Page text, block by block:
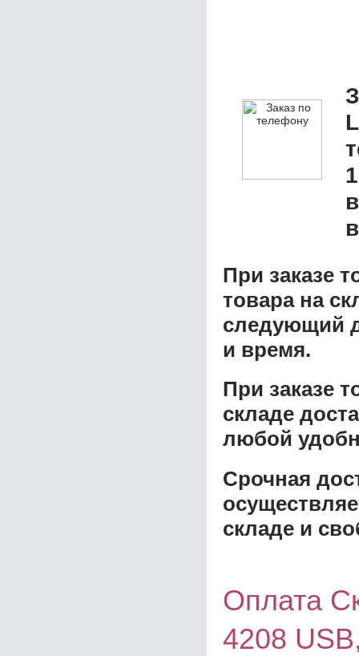
При заказе
товара на
следующий
и время.
При заказе
складе
любой
Срочная
складе и
Оплата
4208